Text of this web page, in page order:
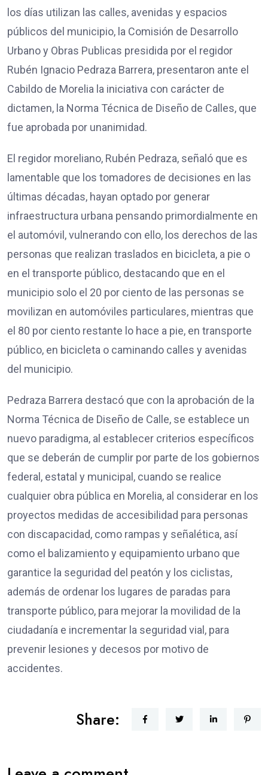
los días utilizan las calles, avenidas y espacios
públicos del municipio, la Comisión de Desarrollo
Urbano y Obras Publicas presidida por el regidor
Rubén Ignacio Pedraza Barrera, presentaron ante el
Cabildo de Morelia la iniciativa con carácter de
dictamen, la Norma Técnica de Diseño de Calles, que
fue aprobada por unanimidad.
El regidor moreliano, Rubén Pedraza, señaló que es
lamentable que los tomadores de decisiones en las
últimas décadas, hayan optado por generar
infraestructura urbana pensando primordialmente en
el automóvil, vulnerando con ello, los derechos de las
personas que realizan traslados en bicicleta, a pie o
en el transporte público, destacando que en el
municipio solo el 20 por ciento de las personas se
movilizan en automóviles particulares, mientras que
el 80 por ciento restante lo hace a pie, en transporte
público, en bicicleta o caminando calles y avenidas
del municipio.
Pedraza Barrera destacó que con la aprobación de la
Norma Técnica de Diseño de Calle, se establece un
nuevo paradigma, al establecer criterios específicos
que se deberán de cumplir por parte de los gobiernos
federal, estatal y municipal, cuando se realice
cualquier obra pública en Morelia, al considerar en los
proyectos medidas de accesibilidad para personas
con discapacidad, como rampas y señalética, así
como el balizamiento y equipamiento urbano que
garantice la seguridad del peatón y los ciclistas,
además de ordenar los lugares de paradas para
transporte público, para mejorar la movilidad de la
ciudadanía e incrementar la seguridad vial, para
prevenir lesiones y decesos por motivo de
accidentes.
Share: